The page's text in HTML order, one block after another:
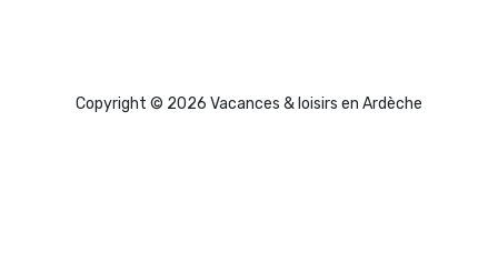
Copyright © 2026 Vacances & loisirs en Ardèche